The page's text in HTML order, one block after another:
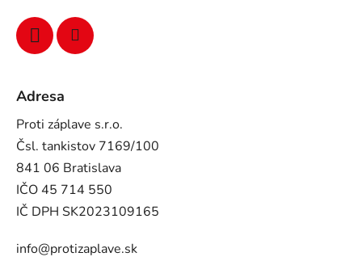
Adresa
Proti záplave s.r.o.
Čsl. tankistov 7169/100
841 06 Bratislava
IČO 45 714 550
IČ DPH SK2023109165
info@protizaplave.sk